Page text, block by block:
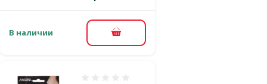
В наличии В корзину